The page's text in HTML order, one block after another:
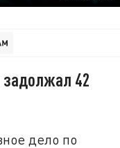
42
дело по